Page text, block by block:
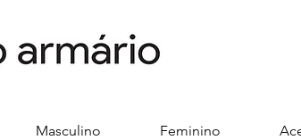
Masculino Feminino